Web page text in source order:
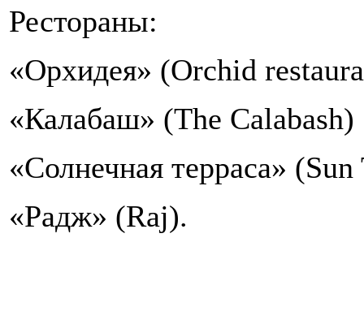
Рестораны:
«Орхидея» (Orchid
«Калабаш» (The Calabash)
«Солнечная терраса»
«Радж» (Raj).